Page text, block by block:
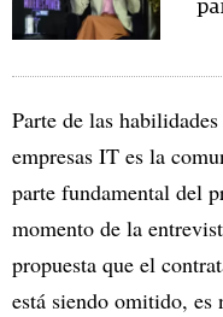
Parte de las
empresas IT es la
parte fundamental del
momento de la
propuesta que el
está siendo omitido, es